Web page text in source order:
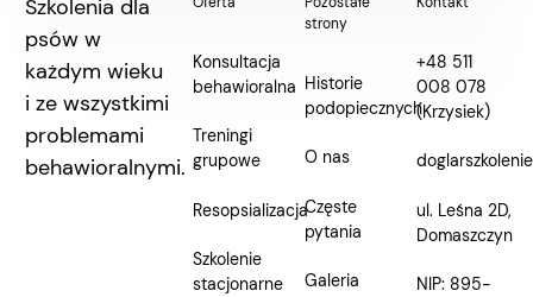
Szkolenia dla
psów w
każdym wieku
i ze wszystkimi
problemami
behawioralnymi.
Konsultacja
behawioralna
Treningi
grupowe
Resopsializacja
Szkolenie
stacjonarne
strony
Historie
podopiecznych
O nas
Częste
pytania
Galeria
+48 511
008 078
(Krzysiek)
ul. Leśna 2D,
Domaszczyn
NIP: 895-